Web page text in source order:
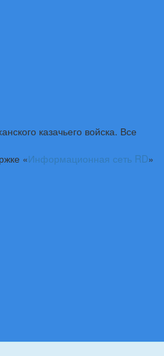
казачьего войска. Все
«Информационная сеть RD»